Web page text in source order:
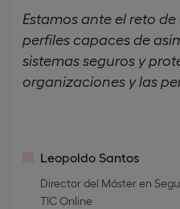
Estamos ante el reto
perfiles capaces de
sistemas seguros y
organizaciones y las
Leopoldo Santos
Director del Máster en
TIC Online